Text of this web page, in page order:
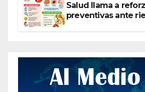
Salud llama a
preventivas ante